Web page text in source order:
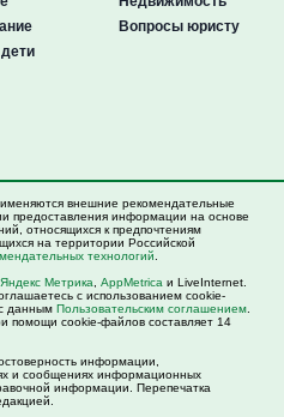
Вопросы юристу
внешние рекомендательные
предоставления информации на основе
относящихся к предпочтениям
на территории Российской
технологий
Яндекс Метрика AppMetrica и LiveInternet.
с использованием cookie-
данным Пользовательским соглашением
помощи cookie-файлов составляет 14
информации,
и сообщениях информационных
информации. Перепечатка